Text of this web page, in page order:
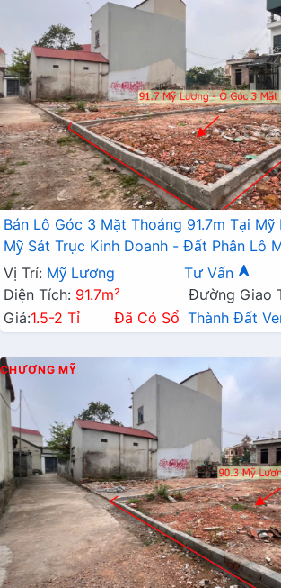
Bán Lô Góc 3 Mặt Thoáng 91.7m Tại
Mỹ Sát Trục Kinh Doanh - Đất Phân Lô
Mỹ
Vị Trí: Mỹ Lương Tư Vấn
Diện Tích: 91.7m²
Đường Giao
Giá:1.5-2 Tỉ Đã Có Sổ Thành Đất
CHƯƠNG MỸ